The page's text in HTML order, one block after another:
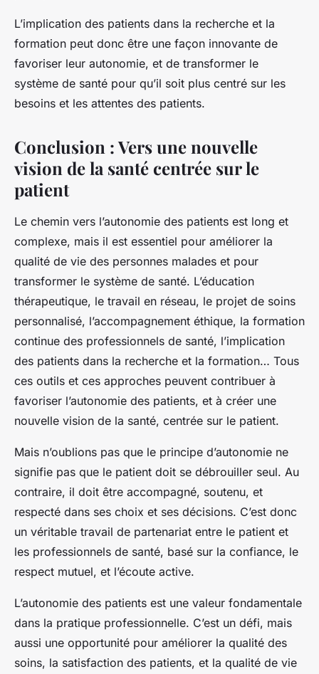
L’implication des patients dans la recherche et la
formation peut donc être une façon innovante de
favoriser leur autonomie, et de transformer le
système de santé pour qu’il soit plus centré sur les
besoins et les attentes des patients.
Conclusion : Vers une nouvelle
vision de la santé centrée sur le
patient
Le chemin vers l’autonomie des patients est long et
complexe, mais il est essentiel pour améliorer la
qualité de vie des personnes malades et pour
transformer le système de santé. L’éducation
thérapeutique, le travail en réseau, le projet de soins
personnalisé, l’accompagnement éthique, la formation
continue des professionnels de santé, l’implication
des patients dans la recherche et la formation… Tous
ces outils et ces approches peuvent contribuer à
favoriser l’autonomie des patients, et à créer une
nouvelle vision de la santé, centrée sur le patient.
Mais n’oublions pas que le principe d’autonomie ne
signifie pas que le patient doit se débrouiller seul. Au
contraire, il doit être accompagné, soutenu, et
respecté dans ses choix et ses décisions. C’est donc
un véritable travail de partenariat entre le patient et
les professionnels de santé, basé sur la confiance, le
respect mutuel, et l’écoute active.
L’autonomie des patients est une valeur fondamentale
dans la pratique professionnelle. C’est un défi, mais
aussi une opportunité pour améliorer la qualité des
soins, la satisfaction des patients, et la qualité de vie